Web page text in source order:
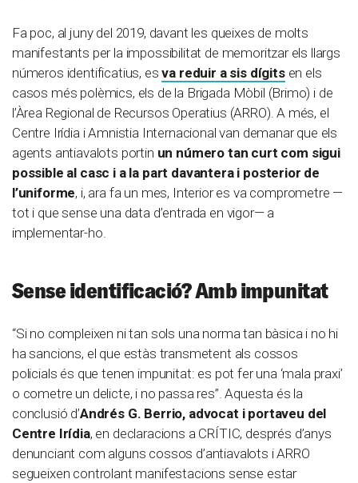
Fa poc, al juny del 2019, davant les queixes de molts
manifestants per la impossibilitat de memoritzar els llargs
números identificatius, esva reduir a sis dígitsen els
casos més polèmics, els de la Brigada Mòbil (Brimo) i de
l’Àrea Regional de Recursos Operatius (ARRO). A més, el
Centre Irídia i Amnistia Internacional van demanar que els
agents antiavalots portin un número tan curt com sigui
possible al casc i a la part davantera i posterior de
l’uniforme, i, ara fa un mes, Interior es va comprometre —
tot i que sense una data d’entrada en vigor— a
implementar-ho.
Sense identificació? Amb impunitat
“Si no compleixen ni tan sols una norma tan bàsica i no hi
ha sancions, el que estàs transmetent als cossos
policials és que tenen impunitat: es pot fer una ‘mala praxi’
o cometre un delicte, i no passa res”. Aquesta és la
conclusió d’Andrés G. Berrio, advocat i portaveu del
Centre Irídia, en declaracions a CRÍTIC, després d’anys
denunciant com alguns cossos d’antiavalots i ARRO
segueixen controlant manifestacions sense estar